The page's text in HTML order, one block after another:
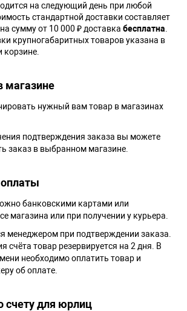
на следующий день при любой
стандартной доставки составляет
сумму от 10 000 ₽ доставка бесплатна
крупногабаритных товаров указана в
корзине.
магазине
нужный вам товар в магазинах
подтверждения заказа вы можете
заказ в выбранном магазине.
банковскими картами или
магазина или при получении у курьера.
менеджером при подтверждении заказа.
счёта товар резервируется на 2 дня. В
необходимо оплатить товар и
об оплате.
счету для юрлиц